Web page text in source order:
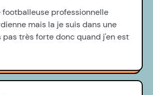
professionnelle
mais la je suis dans une
pas très forte donc quand j'en est